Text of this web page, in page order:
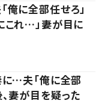
に全部任せろ」
これ…」妻が目に
に…夫「俺に全部
妻が目を疑った